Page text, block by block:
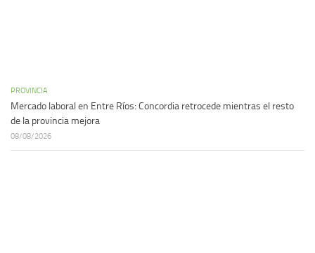
PROVINCIA
Mercado laboral en Entre Ríos: Concordia retrocede mientras el resto
de la provincia mejora
08/08/2026